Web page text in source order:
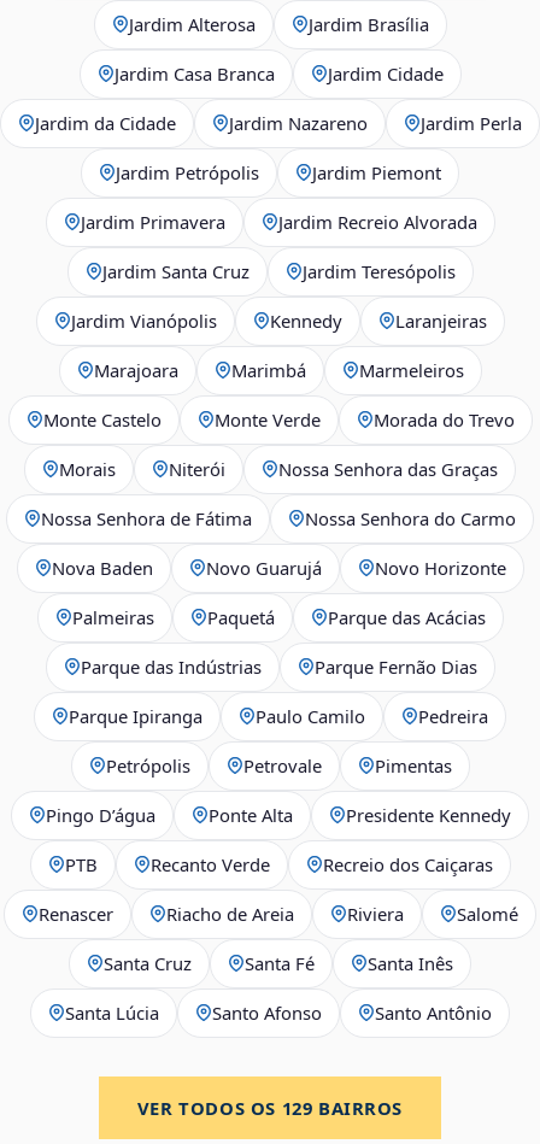
Jardim Alterosa Jardim Brasília
Jardim Casa Branca Jardim Cidade
Jardim da Cidade Jardim Nazareno Jardim Perla
Jardim Petrópolis Jardim Piemont
Jardim Primavera Jardim Recreio Alvorada
Jardim Santa Cruz Jardim Teresópolis
Jardim Vianópolis Kennedy Laranjeiras
Marajoara Marimbá Marmeleiros
Monte Castelo Monte Verde Morada do Trevo
Morais Niterói Nossa Senhora das Graças
Nossa Senhora de Fátima Nossa Senhora do Carmo
Nova Baden Novo Guarujá Novo Horizonte
Palmeiras Paquetá Parque das Acácias
Parque das Indústrias Parque Fernão Dias
Parque Ipiranga Paulo Camilo Pedreira
Petrópolis Petrovale Pimentas
Pingo D’água Ponte Alta Presidente Kennedy
PTB Recanto Verde Recreio dos Caiçaras
Renascer Riacho de Areia Riviera Salomé
Santa Cruz Santa Fé Santa Inês
Santa Lúcia Santo Afonso Santo Antônio
VER TODOS OS 129 BAIRROS